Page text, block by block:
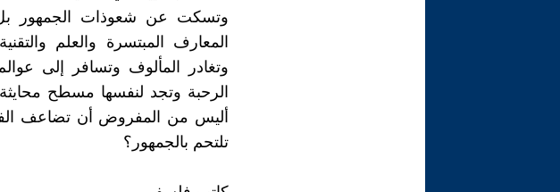
وتسكت عن شعوذات الجمهور بل
المعارف المبتسرة والعلم
وتغادر المألوف وتسافر إلى
الرحبة وتجد لنفسها مسطح
أليس من المفروض أن تضاعف
تلتحم بالجمهور؟